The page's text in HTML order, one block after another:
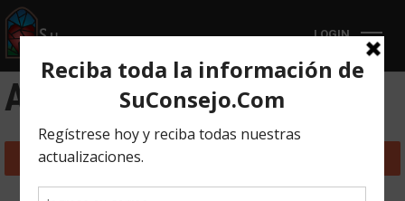
LOGIN
All posts by Su Consejo